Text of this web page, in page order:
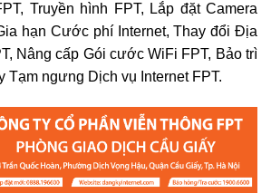
Truyền hình FPT, Lắp đặt Camera
hạn Cước phí Internet, Thay đổi Địa
Nâng cấp Gói cước WiFi FPT, Bảo trì
Tạm ngưng Dịch vụ Internet FPT.